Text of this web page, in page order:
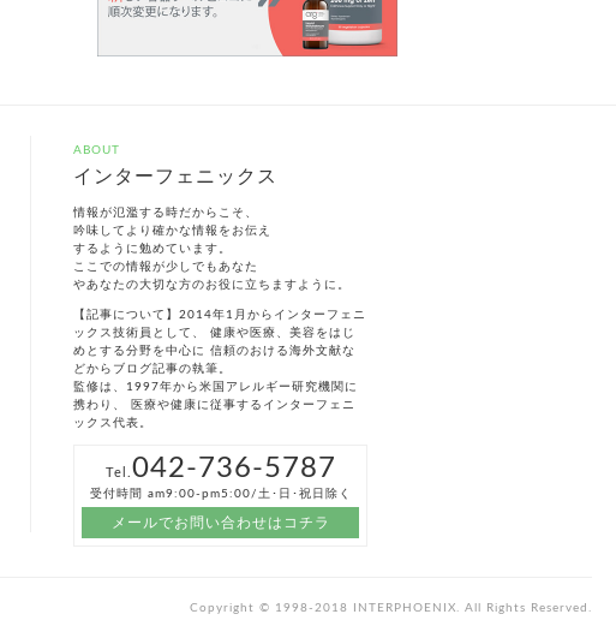
ABOUT
インターフェニックス
情報が氾濫する時だからこそ、
吟味してより確かな情報をお伝え
するように勉めています。
ここでの情報が少しでもあなた
やあなたの大切な方のお役に立ちますように。
【記事について】2014年1月からインターフェニ
ックス技術員として、 健康や医療、美容をはじ
めとする分野を中心に 信頼のおける海外文献な
どからブログ記事の執筆。
監修は、1997年から米国アレルギー研究機関に
携わり、 医療や健康に従事するインターフェニ
ックス代表。
Tel. 042-736-5787
受付時間 am9:00-pm5:00/土･日･祝日除く
メールでお問い合わせはコチラ
Copyright © 1998-2018 INTERPHOENIX. All Rights Reserved.